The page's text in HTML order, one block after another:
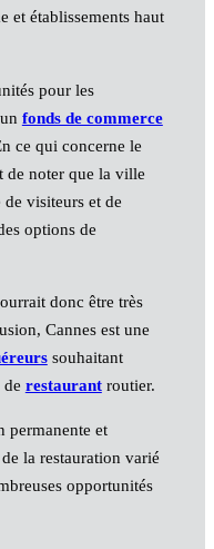
et établissements haut
pour les
fonds de commerce
ce qui concerne le
noter que la ville
visiteurs et de
options de
donc être très
Cannes est une
souhaitant
restaurantroutier.
permanente et
la restauration varié
opportunités